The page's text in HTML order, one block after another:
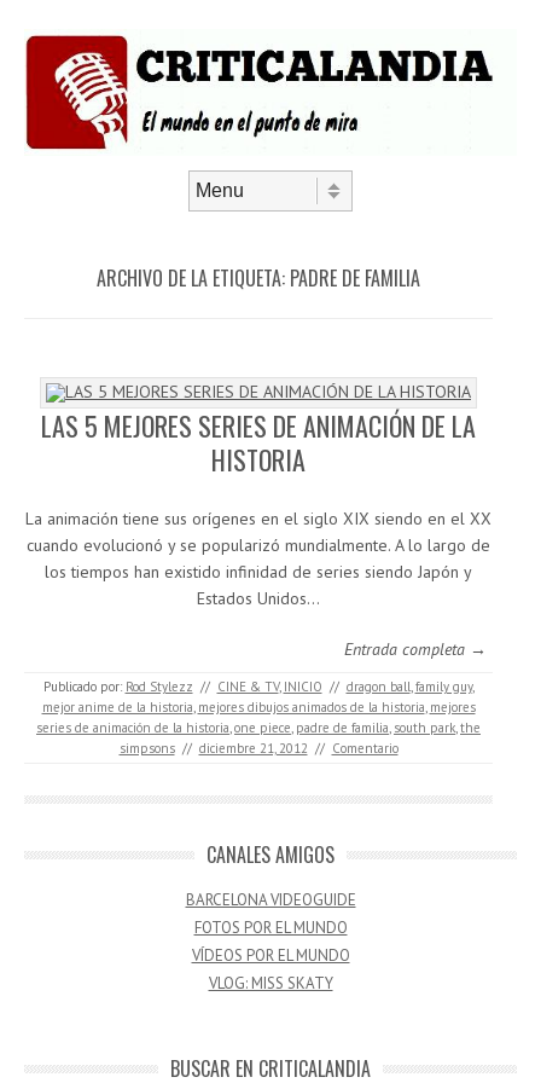
ARCHIVO DE LA ETIQUETA: PADRE DE FAMILIA
LAS 5 MEJORES SERIES DE ANIMACIÓN DE LA
HISTORIA
La animación tiene sus orígenes en el siglo XIX siendo en el XX
cuando evolucionó y se popularizó mundialmente. A lo largo de
los tiempos han existido infinidad de series siendo Japón y
Estados Unidos…
Entrada completa →
Publicado por: Rod Stylezz // CINE & TV, INICIO // dragon ball,family guy,
mejor anime de la historia, mejores dibujos animados de la historia, mejores
series de animación de la historia,one piece, padre de familia, south park,the
simpsons // diciembre 21, 2012 // Comentario
CANALES AMIGOS
BARCELONA VIDEOGUIDE
FOTOS POR EL MUNDO
VÍDEOS POR EL MUNDO
VLOG: MISS SKATY
BUSCAR EN CRITICALANDIA